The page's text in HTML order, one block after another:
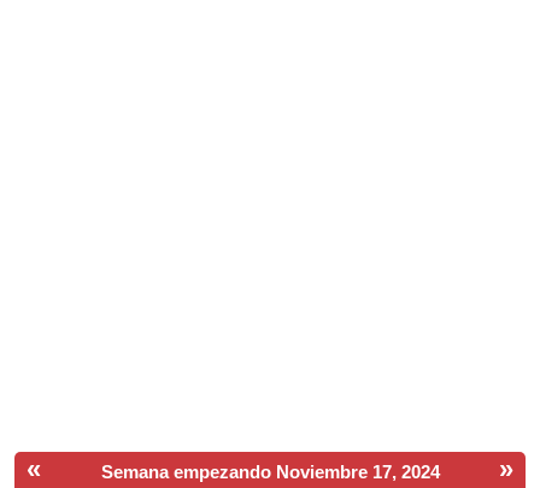
« »
Semana empezando Noviembre 17, 2024